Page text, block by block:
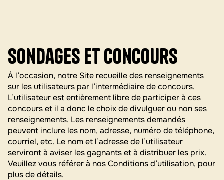
Sondages et concours
À l’occasion, notre Site recueille des renseignements
sur les utilisateurs par l’intermédiaire de concours.
L’utilisateur est entièrement libre de participer à ces
concours et il a donc le choix de divulguer ou non ses
renseignements. Les renseignements demandés
peuvent inclure les nom, adresse, numéro de téléphone,
courriel, etc. Le nom et l’adresse de l’utilisateur
serviront à aviser les gagnants et à distribuer les prix.
Veuillez vous référer à nos Conditions d’utilisation, pour
plus de détails.